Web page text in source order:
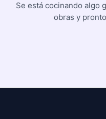
Se está cocinando algo
obras y